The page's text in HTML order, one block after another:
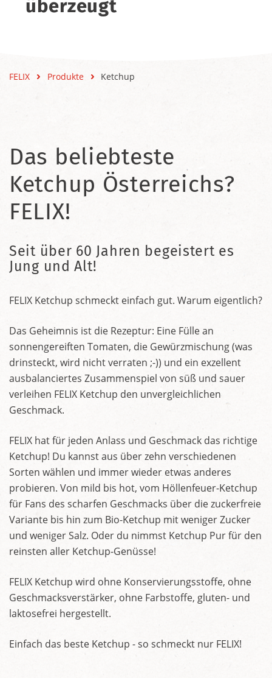
überzeugt
FELIX Produkte Ketchup
Das beliebteste
Ketchup Österreichs?
FELIX!
Seit über 60 Jahren begeistert es
Jung und Alt!
FELIX Ketchup schmeckt einfach gut. Warum eigentlich?
Das Geheimnis ist die Rezeptur: Eine Fülle an
sonnengereiften Tomaten, die Gewürzmischung (was
drinsteckt, wird nicht verraten ;-)) und ein exzellent
ausbalanciertes Zusammenspiel von süß und sauer
verleihen FELIX Ketchup den unvergleichlichen
Geschmack.
FELIX hat für jeden Anlass und Geschmack das richtige
Ketchup! Du kannst aus über zehn verschiedenen
Sorten wählen und immer wieder etwas anderes
probieren. Von mild bis hot, vom Höllenfeuer-Ketchup
für Fans des scharfen Geschmacks über die zuckerfreie
Variante bis hin zum Bio-Ketchup mit weniger Zucker
und weniger Salz. Oder du nimmst Ketchup Pur für den
reinsten aller Ketchup-Genüsse!
FELIX Ketchup wird ohne Konservierungsstoffe, ohne
Geschmacksverstärker, ohne Farbstoffe, gluten- und
laktosefrei hergestellt.
Einfach das beste Ketchup - so schmeckt nur FELIX!